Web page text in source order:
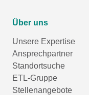
Über uns
Unsere Expertise
Ansprechpartner
Standortsuche
ETL-Gruppe
Stellenangebote